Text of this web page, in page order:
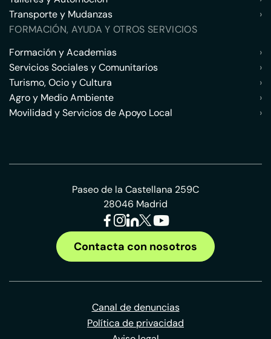
Transporte y Mudanzas
›
FORMACIÓN, AYUDA Y OTROS SERVICIOS
Formación y Academias
›
Servicios Sociales y Comunitarios
›
Turismo, Ocio y Cultura
›
Agro y Medio Ambiente
›
Movilidad y Servicios de Apoyo Local
›
Paseo de la Castellana 259C
28046 Madrid
Contacta con nosotros
Canal de denuncias
Política de privacidad